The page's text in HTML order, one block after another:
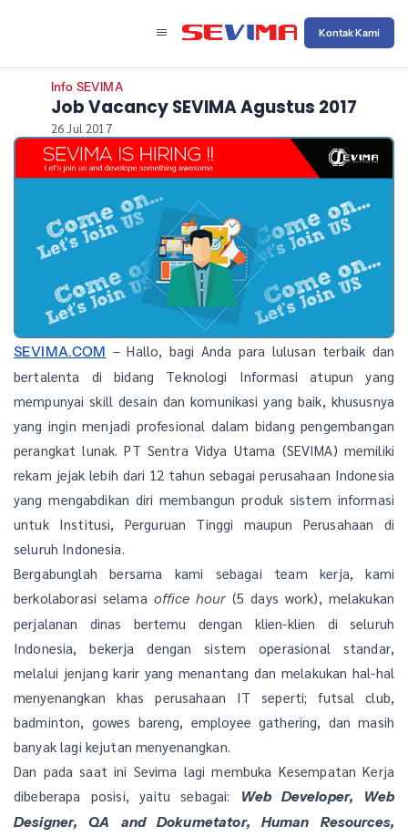
Kontak Kami
Info SEVIMA
Job Vacancy SEVIMA Agustus 2017
26 Jul 2017
SEVIMA.COM – Hallo, bagi Anda para lulusan terbaik dan
bertalenta di bidang Teknologi Informasi atupun yang
mempunyai skill desain dan komunikasi yang baik, khususnya
yang ingin menjadi profesional dalam bidang pengembangan
perangkat lunak. PT Sentra Vidya Utama (SEVIMA) memiliki
rekam jejak lebih dari 12 tahun sebagai perusahaan Indonesia
yang mengabdikan diri membangun produk sistem informasi
untuk Institusi, Perguruan Tinggi maupun Perusahaan di
seluruh Indonesia.
Bergabunglah bersama kami sebagai team kerja, kami
berkolaborasi selama office hour (5 days work), melakukan
perjalanan dinas bertemu dengan klien-klien di seluruh
Indonesia, bekerja dengan sistem operasional standar,
melalui jenjang karir yang menantang dan melakukan hal-hal
menyenangkan khas perusahaan IT seperti; futsal club,
badminton, gowes bareng, employee gathering, dan masih
banyak lagi kejutan menyenangkan.
Dan pada saat ini Sevima lagi membuka Kesempatan Kerja
dibeberapa posisi, yaitu sebagai:
Web Developer, Web
Designer, QA and Dokumetator, Human Resources,